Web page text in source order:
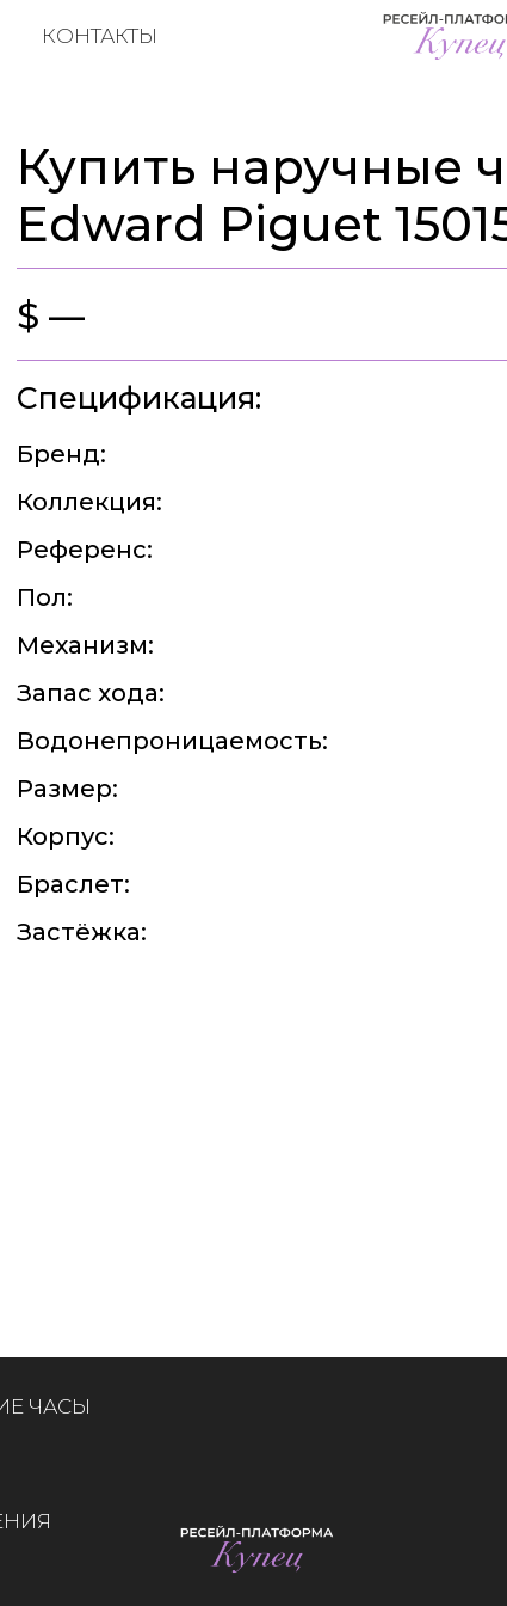
КОНТАКТЫ
Купить наручные
Edward Piguet
$ —
Спецификация:
Бренд:
Коллекция:
Референс:
Пол:
Механизм:
Запас хода:
Водонепроницаемость:
Размер:
Корпус:
Браслет:
Застёжка:
ЧАСЫ